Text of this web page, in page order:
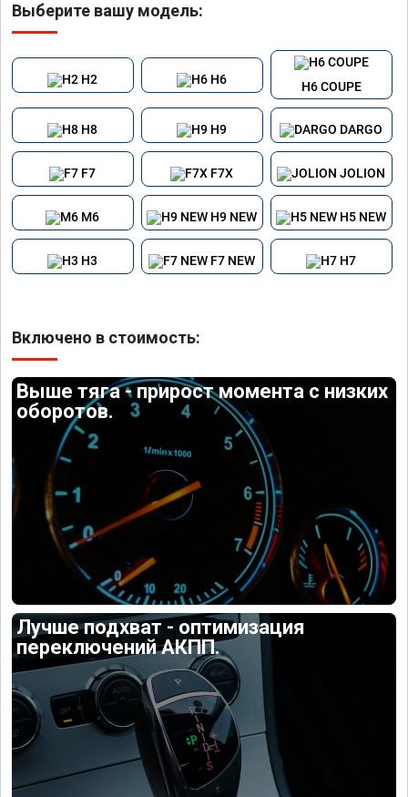
Выберите вашу модель:
H2 H6
H6 COUPE
H8 H9 DARGO
F7 F7X JOLION
M6 H9 NEW H5 NEW
H3 F7 NEW H7
Включено в стоимость:
Выше тяга - прирост момента с низких
оборотов.
Лучше подхват - оптимизация
переключений АКПП.